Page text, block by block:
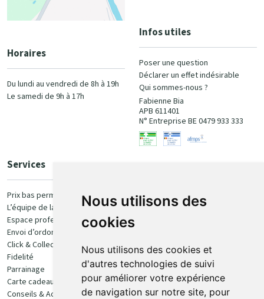
Nous utilisons des
cookies
Nous utilisons des cookies et
d'autres technologies de suivi
pour améliorer votre expérience
de navigation sur notre site, pour
Horaires
Du lundi au vendredi de 8h à 19h
Le samedi de 9h à 17h
Infos utiles
Poser une question
Déclarer un effet indésirable
Qui sommes-nous ?
Fabienne Bia
APB 611401
N° Entreprise BE 0479 933 333
Services
Prix bas permanent
L’équipe de la pharmacie
Espace professionnel
Envoi d’ordonnance
Click & Collect
Fidelité
Parrainage
Carte cadeau
Conseils & Actualités
100% sécurisé
Retrait et livraison